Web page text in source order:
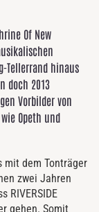
Of New
Tellerrand hinaus
doch 2013
Vorbilder von
Opeth und
mit dem Tonträger
zwei Jahren
RIVERSIDE
gehen. Somit